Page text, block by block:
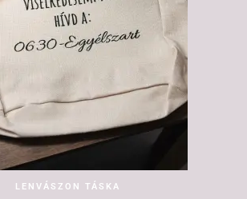
LENVÁSZON TÁSKA